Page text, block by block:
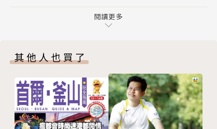
花費還不用花到一百萬台幣，比起搭飛機環遊世界，或
將全部體力和精力用在到處觀光，認識世界就好，聽起
來似乎輕鬆的有點超出想像。這種旅行方式不正符合他
們這種有浪跡天涯夢想的「懶人」嗎？
於是他們決定「下海」。這趟海上一百○五天的旅程，
整整繞行地球一圈，穿行五大洲、七大洋，沿途造訪三
CHAPTER 3 在亞洲新生訓練
新加坡與吉隆坡
旅行是生活，也是能力
眼到、手到，留住「美」！
再訪印度，一日天堂？
閱讀更多
其他人也買了